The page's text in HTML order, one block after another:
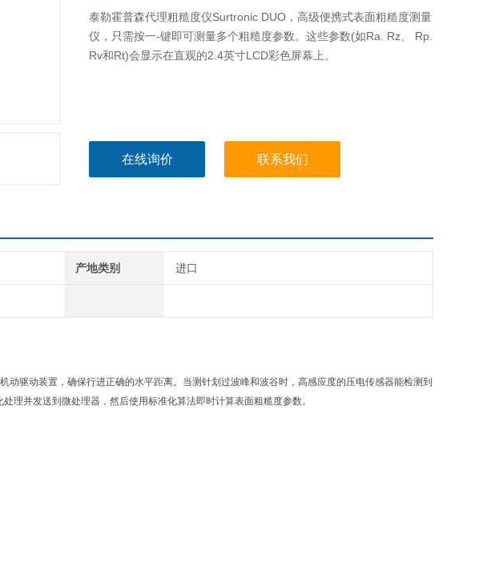
泰勒霍普森代理粗糙度仪Surtronic DUO，高级便携式表面粗糙度测量
仪，只需按一-键即可测量多个粗糙度参数。这些参数(如Ra. Rz、 Rp.
Rv和Rt)会显示在直观的2.4英寸LCD彩色屏幕上。
在线询价 联系我们
产地类别 进口
动驱动装置，确保行进正确的水平距离。当测针划过波峰和波谷时，高感应度的压电传感器能检测到
理并发送到微处理器，然后使用标准化算法即时计算表面粗糙度参数。